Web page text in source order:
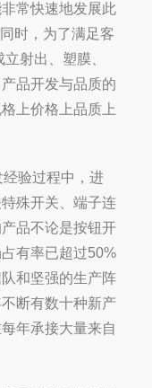
常快速地发展此
时，为了满足客
射出、塑膜、
品开发与品质的
上价格上品质上
验过程中，进
殊开关、端子连
品不论是按钮开
有率已超过50%
和坚强的生产阵
断有数十种新产
年承接大量来自